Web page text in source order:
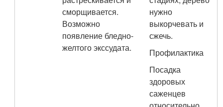
сморщивается.
Возможно
появление бледно-
желтого экссудата.
нужно
выкорчевать и
сжечь.
Профилактика
Посадка
здоровых
саженцев